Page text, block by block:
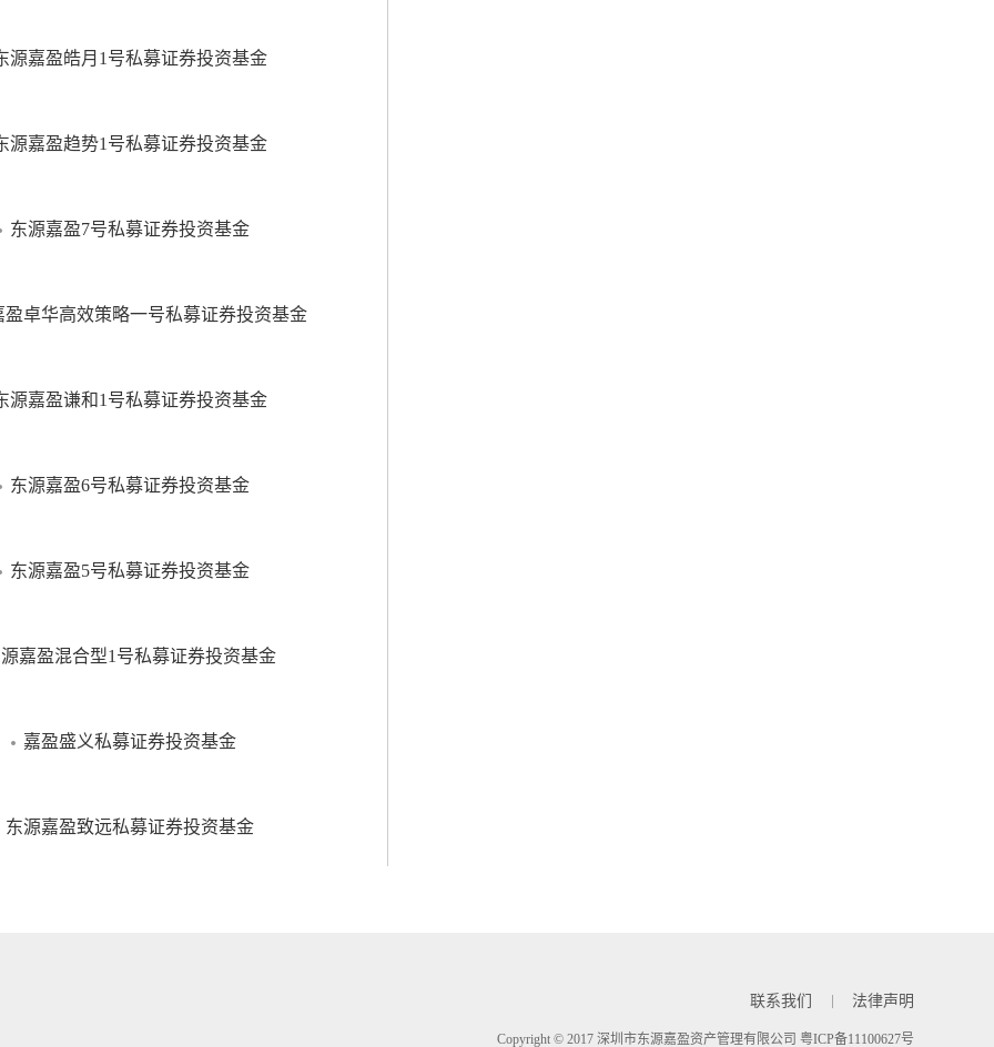
源嘉盈皓月1号私募证券投资基金
源嘉盈趋势1号私募证券投资基金
东源嘉盈7号私募证券投资基金
盈卓华高效策略一号私募证券投资基金
源嘉盈谦和1号私募证券投资基金
东源嘉盈6号私募证券投资基金
东源嘉盈5号私募证券投资基金
嘉盈混合型1号私募证券投资基金
嘉盈盛义私募证券投资基金
东源嘉盈致远私募证券投资基金
联系我们 法律声明
Copyright © 2017 深圳市东源嘉盈资产管理有限公司 粤ICP备11100627号